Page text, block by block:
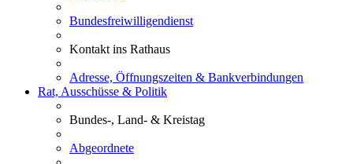
Bundesfreiwilligendienst
Kontakt ins Rathaus
Adresse, Öffnungszeiten & Bankverbindungen
Rat, Ausschüsse & Politik
Bundes-, Land- & Kreistag
Abgeordnete